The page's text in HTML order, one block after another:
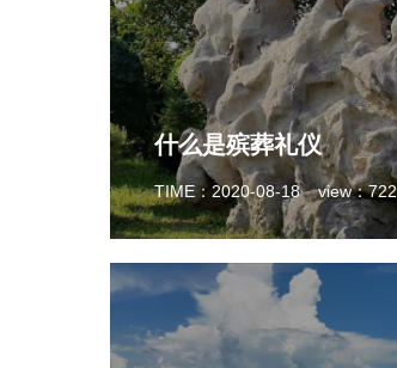
什么是殡葬礼仪
TIME：2020-08-18 view：722